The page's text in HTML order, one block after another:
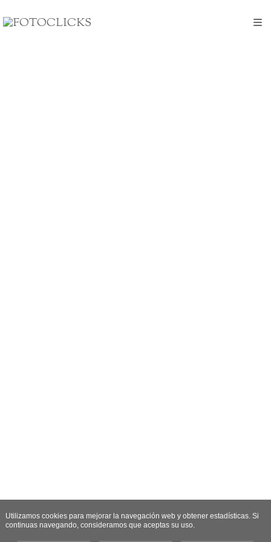
Utilizamos cookies para mejorar la navegación web y obtener estadísticas. Si
continuas navegando, consideramos que aceptas su uso.